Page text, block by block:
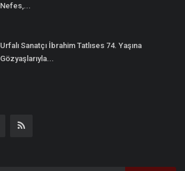
Nefes,...
Urfalı Sanatçı İbrahim Tatlıses 74. Yaşına
Gözyaşlarıyla...